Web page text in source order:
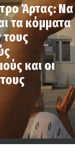
Άρτας: Να
τα κόμματα
και οι